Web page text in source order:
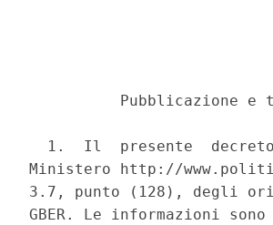
Pubblicazione e
1.  Il  presente
Ministero http://
3.7, punto (128), degli
GBER. Le informazioni